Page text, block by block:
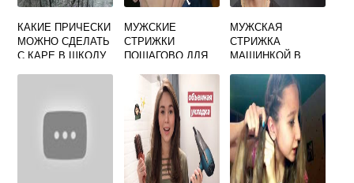
КАКИЕ ПРИЧЕСКИ
МОЖНО СДЕЛАТЬ
С КАРЕ В ШКОЛУ
МУЖСКИЕ
СТРИЖКИ
ПОШАГОВО ДЛЯ
МУЖСКАЯ
СТРИЖКА
МАШИНКОЙ В
УСЛОВИЯХ ДЛЯ
НАЧИНАЮЩИХ